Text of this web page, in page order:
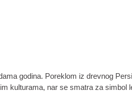
godina. Poreklom iz drevnog
kulturama, nar se smatra za